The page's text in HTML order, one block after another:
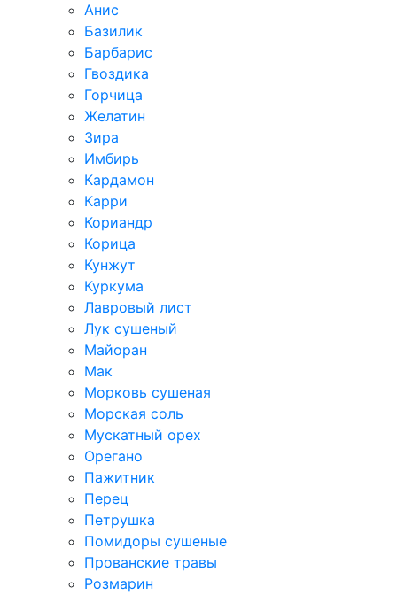
Анис
Базилик
Барбарис
Гвоздика
Горчица
Желатин
Зира
Имбирь
Кардамон
Карри
Кориандр
Корица
Кунжут
Куркума
Лавровый лист
Лук сушеный
Майоран
Мак
Морковь сушеная
Морская соль
Мускатный орех
Орегано
Пажитник
Перец
Петрушка
Помидоры сушеные
Прованские травы
Розмарин